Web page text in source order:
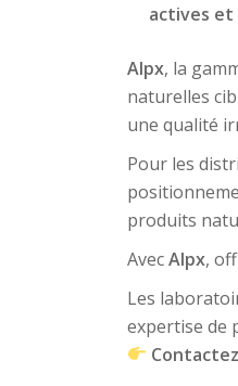
actives et
Alpx, la
naturelles
une qualité
Pour les
produits
AvecAlpx,
Les
expertise de